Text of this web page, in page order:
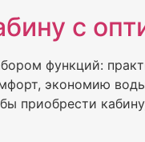
с
функций:
экономию
приобрести